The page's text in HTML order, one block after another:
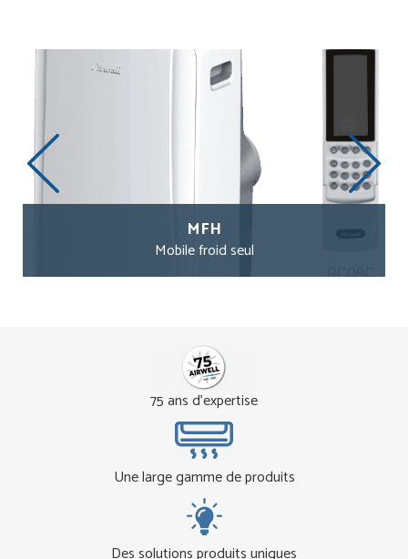
MFH
Mobile froid seul
75 ans d'expertise
Une large gamme de produits
Des solutions produits uniques